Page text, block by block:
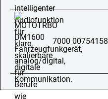
7000 00754158